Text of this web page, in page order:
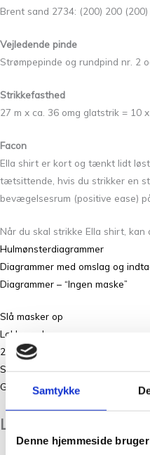
Samtykke
Denne hjemmeside
Brent sand 2734: (200) 200
Vejledende pinde
Strømpepinde og rundpind nr. 2
Strikkefasthed
27 m x ca. 36 omg glatstrik = 10
Facon
Ella shirt er kort og tænkt lidt
tætsittende, hvis du strikker en
bevægelsesrum (positive ease)
Når du skal strikke Ella shirt,
Hulmønsterdiagrammer
Diagrammer med omslag og
Diagrammer – “Ingen maske”
Slå masker op
Løkkeopslag
2 ret sammen
SSK
German short rows
Lidt om Lene Holme